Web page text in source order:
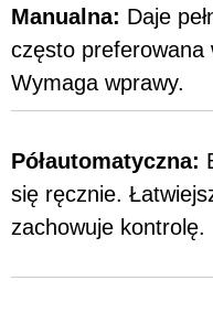
Manualna: Daje
często preferowana
Wymaga wprawy.
Półautomatyczna:
się ręcznie.
zachowuje kontrolę.